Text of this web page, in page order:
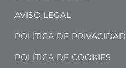
AVISO LEGAL
POLÍTICA DE PRIVACIDAD
POLÍTICA DE COOKIES